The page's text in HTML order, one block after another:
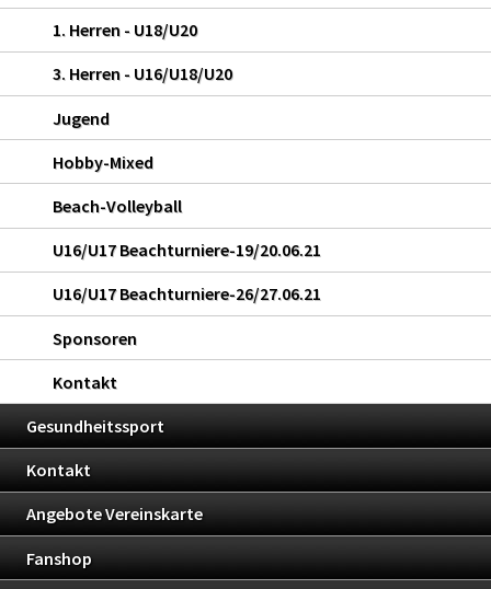
1. Herren - U18/U20
3. Herren - U16/U18/U20
Jugend
Hobby-Mixed
Beach-Volleyball
U16/U17 Beachturniere-19/20.06.21
U16/U17 Beachturniere-26/27.06.21
Sponsoren
Kontakt
Gesundheitssport
Kontakt
Angebote Vereinskarte
Fanshop